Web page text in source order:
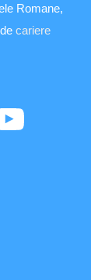
Romane,
cariere